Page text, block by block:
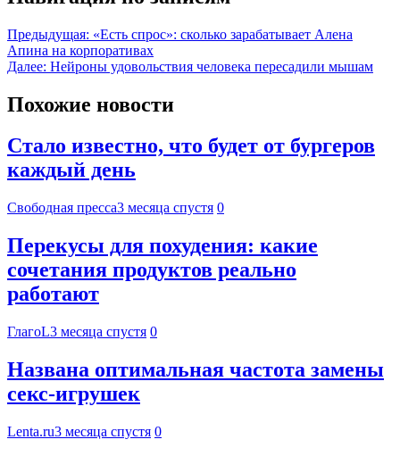
Предыдущая: «Есть спрос»: сколько зарабатывает Алена
Апина на корпоративах
Далее: Нейроны удовольствия человека пересадили мышам
Похожие новости
Стало известно, что будет от бургеров
каждый день
Свободная пресса3 месяца спустя 0
Перекусы для похудения: какие
сочетания продуктов реально
работают
ГлагоL3 месяца спустя 0
Названа оптимальная частота замены
секс-игрушек
Lenta.ru3 месяца спустя 0